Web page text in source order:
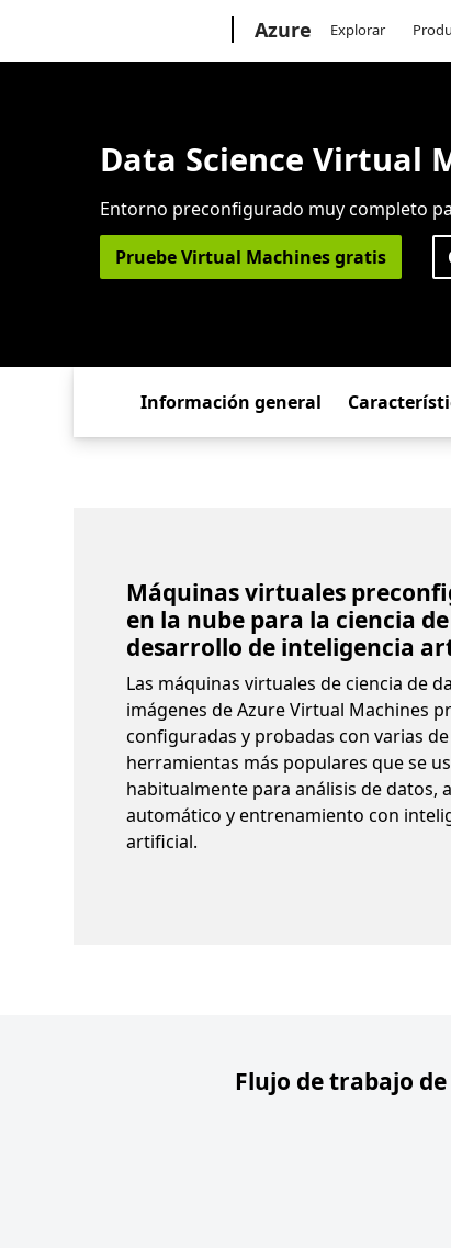
Azure Explorar
Data Science Virtual
Entorno preconfigurado muy completo
Pruebe Virtual Machines gratis
Información general
Máquinas virtuales
en la nube para la ciencia
desarrollo de inteligencia
Las máquinas virtuales de ciencia de
imágenes de Azure Virtual Machines
configuradas y probadas con varias de
herramientas más populares que se
habitualmente para análisis de datos,
automático y entrenamiento con
artificial.
Flujo de trabajo